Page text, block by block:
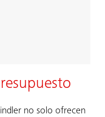
no solo ofrecen